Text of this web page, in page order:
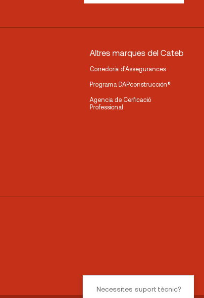
Altres marques del Cateb
Corredoria d’Assegurances
Programa DAPconstrucción®
Agencia de Cerficació
Professional
Necessites suport tècnic?